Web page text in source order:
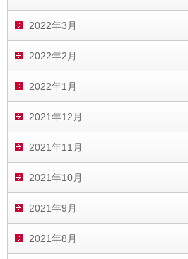
2022年3月
2022年2月
2022年1月
2021年12月
2021年11月
2021年10月
2021年9月
2021年8月